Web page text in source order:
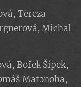
Tereza
Michal
Bořek Šípek,
Matonoha,